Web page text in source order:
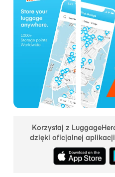
Korzystaj z
dzięki oficjalnej